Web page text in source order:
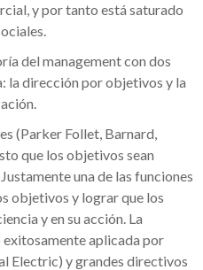
y por tanto está saturado
del management con dos
la dirección por objetivos y la
(Parker Follet, Barnard,
que los objetivos sean
una de las funciones
objetivos y lograr que los
y en su acción. La
aplicada por
Electric) y grandes directivos